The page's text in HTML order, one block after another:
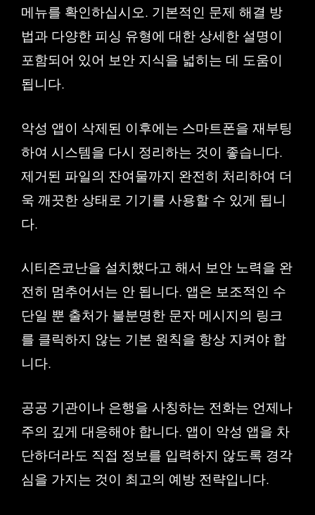
메뉴를 확인하십시오. 기본적인 문제 해결 방
법과 다양한 피싱 유형에 대한 상세한 설명이
포함되어 있어 보안 지식을 넓히는 데 도움이
됩니다.
악성 앱이 삭제된 이후에는 스마트폰을 재부팅
하여 시스템을 다시 정리하는 것이 좋습니다.
제거된 파일의 잔여물까지 완전히 처리하여 더
욱 깨끗한 상태로 기기를 사용할 수 있게 됩니
다.
시티즌코난을 설치했다고 해서 보안 노력을 완
전히 멈추어서는 안 됩니다. 앱은 보조적인 수
단일 뿐 출처가 불분명한 문자 메시지의 링크
를 클릭하지 않는 기본 원칙을 항상 지켜야 합
니다.
공공 기관이나 은행을 사칭하는 전화는 언제나
주의 깊게 대응해야 합니다. 앱이 악성 앱을 차
단하더라도 직접 정보를 입력하지 않도록 경각
심을 가지는 것이 최고의 예방 전략입니다.